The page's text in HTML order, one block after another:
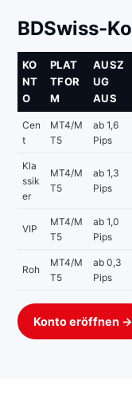
BDSwiss-
KO
NT
O
PLAT
TFOR
M
AUSZ
UG
AUS
Cen
t
MT4/M
T5
ab 1,6
Pips
Kla
ssik
er
MT4/M
T5
ab 1,3
Pips
VIP
MT4/M
T5
ab 1,0
Pips
Roh
MT4/M
T5
ab 0,3
Pips
Konto eröffnen →